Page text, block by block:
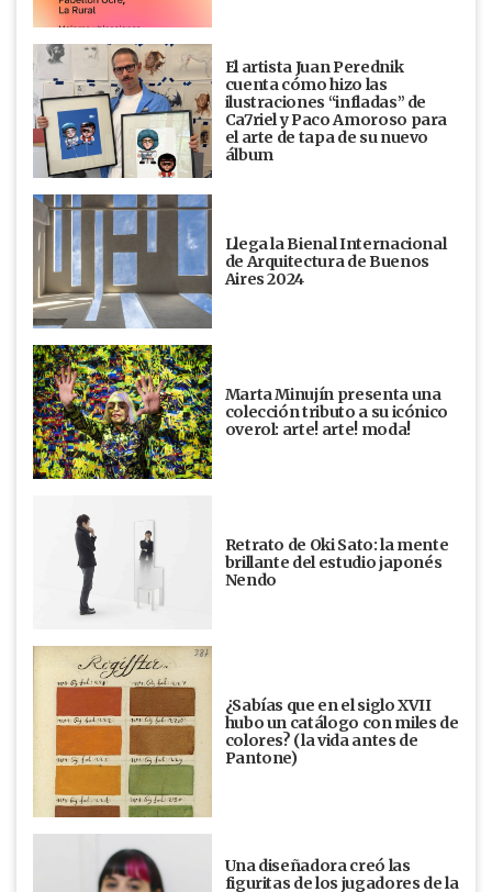
El artista Juan Perednik
cuenta cómo hizo las
ilustraciones “infladas” de
Ca7riel y Paco Amoroso para
el arte de tapa de su nuevo
álbum
Llega la Bienal Internacional
de Arquitectura de Buenos
Aires 2024
Marta Minujín presenta una
colección tributo a su icónico
overol: arte! arte! moda!
Retrato de Oki Sato: la mente
brillante del estudio japonés
Nendo
¿Sabías que en el siglo XVII
hubo un catálogo con miles de
colores? (la vida antes de
Pantone)
Una diseñadora creó las
figuritas de los jugadores de la